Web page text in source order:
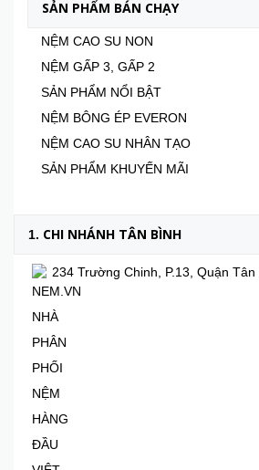
SẢN PHẨM BÁN CHẠY
NỆM CAO SU NON
NỆM GẤP 3, GẤP 2
SẢN PHẨM NỔI BẬT
NỆM BÔNG ÉP EVERON
NỆM CAO SU NHÂN TẠO
SẢN PHẨM KHUYẾN MÃI
1. CHI NHÁNH TÂN BÌNH
234 Trường Chinh, P.13, Quận Tân